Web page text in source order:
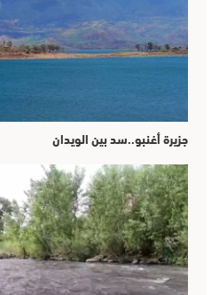
جزيرة أغنبو..سد بين الويدان